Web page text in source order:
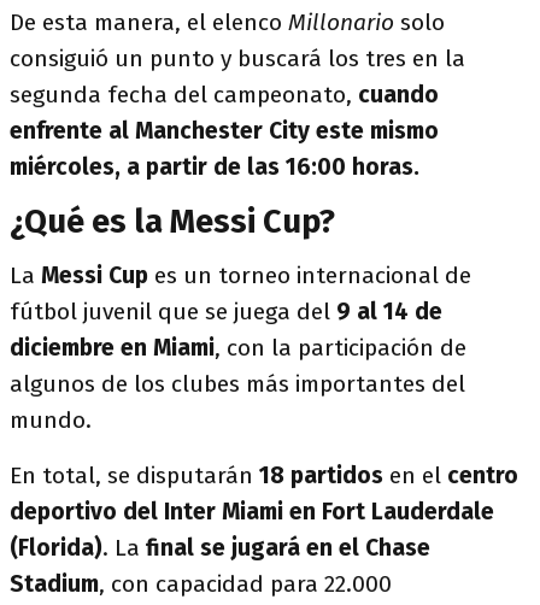
De esta manera, el elenco Millonario solo
consiguió un punto y buscará los tres en la
segunda fecha del campeonato, cuando
enfrente al Manchester City este mismo
miércoles, a partir de las 16:00 horas.
¿Qué es la Messi Cup?
La Messi Cup es un torneo internacional de
fútbol juvenil que se juega del 9 al 14 de
diciembre en Miami, con la participación de
algunos de los clubes más importantes del
mundo.
En total, se disputarán 18 partidos en el centro
deportivo del Inter Miami en Fort Lauderdale
(Florida). La final se jugará en el Chase
Stadium, con capacidad para 22.000